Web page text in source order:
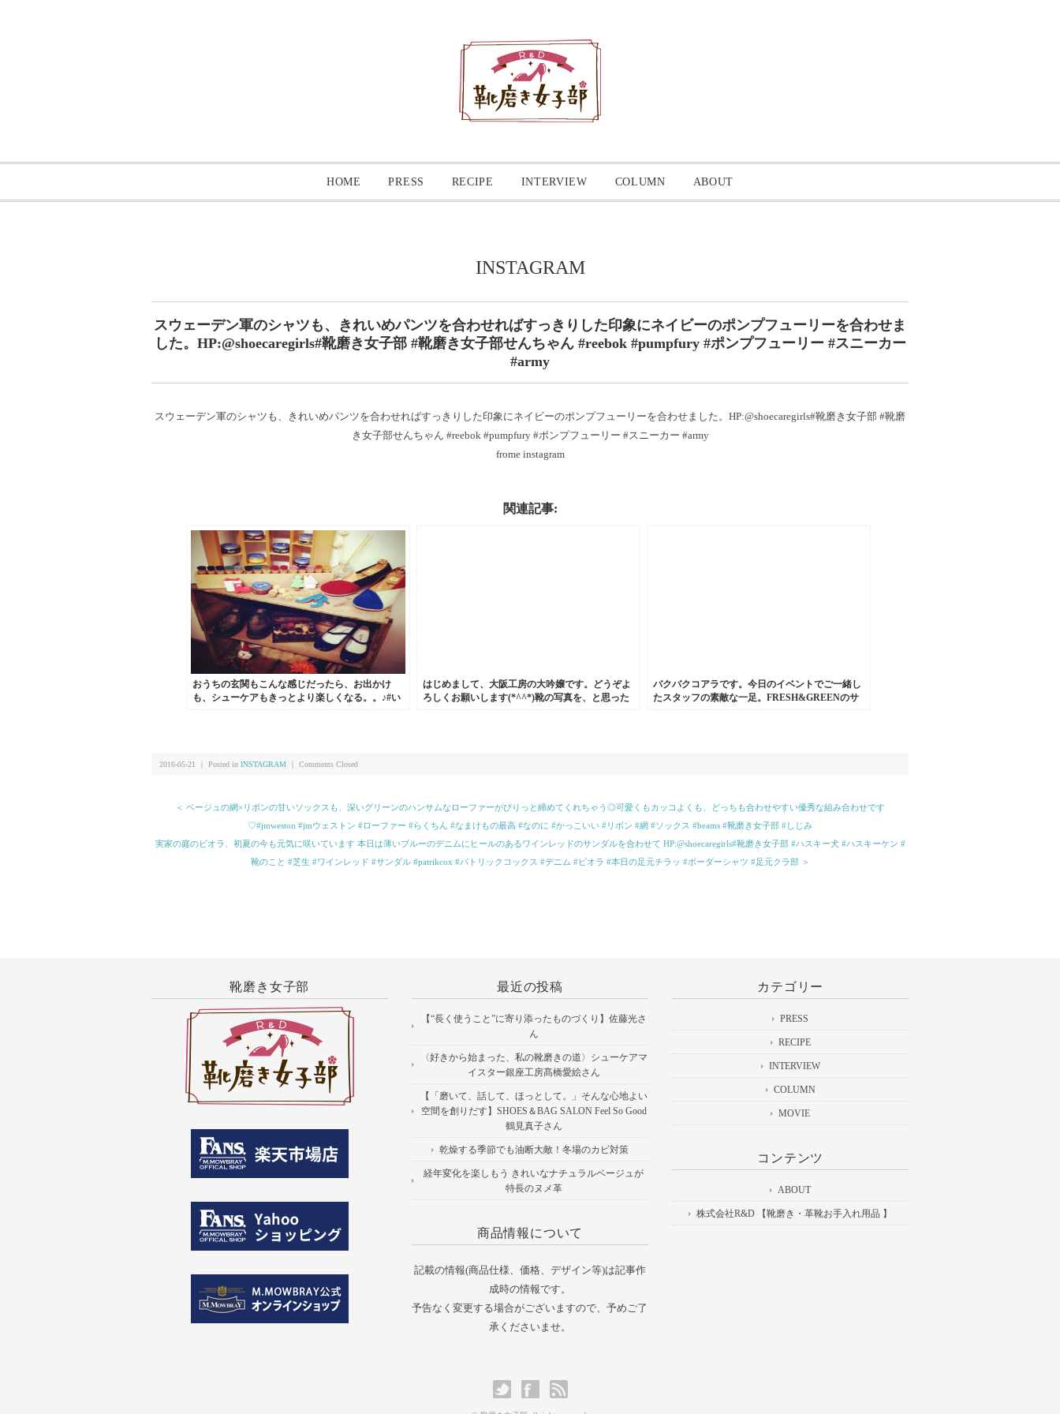
HOME PRESS RECIPE INTERVIEW COLUMN ABOUT
INSTAGRAM
スウェーデン軍のシャツも、きれいめパンツを合わせればすっきりした印象に︎ネイビーのポンプフューリーを合わせま
した。HP:@shoecaregirls#靴磨き女子部 #靴磨き女子部せんちゃん #reebok #pumpfury #ポンプフューリー #スニーカー
#army
スウェーデン軍のシャツも、きれいめパンツを合わせればすっきりした印象に︎ネイビーのポンプフューリーを合わせました。HP:@shoecaregirls#靴磨き女子部 #靴磨
き女子部せんちゃん #reebok #pumpfury #ポンプフューリー #スニーカー #army
frome instagram
関連記事:
おうちの玄関もこんな感じだったら、お出かけ
も、シューケアもきっとより楽しくなる。。♪#い
はじめまして、大阪工房の大吟嬢です。どうぞよ
ろしくお願いします(*^^*)靴の写真を、と思った
バクバクコアラです。今日のイベントでご一緒し
たスタッフの素敵な一足。FRESH&GREENのサ
2016-05-21 ｜ Posted in INSTAGRAM Comments Closed
＜ ベージュの網×リボンの甘いソックスも、深いグリーンのハンサムなローファーがぴりっと締めてくれちゃう︎◎可愛くもカッコよくも、どっちも合わせやすい優秀な組み合わせです
♡#jmweston #jmウェストン #ローファー #らくちん #なまけもの最高 #なのに #かっこいい #リボン #網 #ソックス #beams #靴磨き女子部 #しじみ
実家の庭のビオラ、初夏の今も元気に咲いています 本日は薄いブルーのデニムにヒールのあるワインレッドのサンダルを合わせて HP:@shoecaregirls#靴磨き女子部 #ハスキー犬 #ハスキーケン #
靴のこと #芝生 #ワインレッド #サンダル #patrikcox #パトリックコックス #デニム #ビオラ #本日の足元チラッ #ボーダーシャツ #足元クラ部 ＞
靴磨き女子部 最近の投稿
【“長く使うこと”に寄り添ったものづくり】佐藤光さ
ん
〈好きから始まった、私の靴磨きの道〉シューケアマ
イスター銀座工房髙橋愛絵さん
【「磨いて、話して、ほっとして。」そんな心地よい
空間を創りだす】SHOES＆BAG SALON Feel So Good
鶴見真子さん
乾燥する季節でも油断大敵！冬場のカビ対策
経年変化を楽しもう きれいなナチュラルベージュが
特長のヌメ革
商品情報について
記載の情報(商品仕様、価格、デザイン等)は記事作
成時の情報です。
予告なく変更する場合がございますので、予めご了
承くださいませ。
カテゴリー
PRESS
RECIPE
INTERVIEW
COLUMN
MOVIE
コンテンツ
ABOUT
株式会社R&D 【靴磨き・革靴お手入れ用品 】